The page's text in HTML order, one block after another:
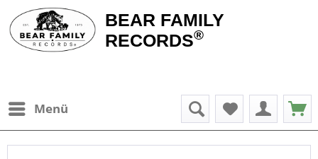
BEAR FAMILY
RECORDS®
Menü